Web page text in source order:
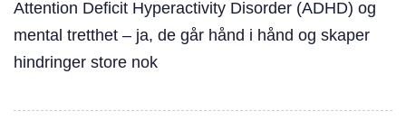
Attention Deficit Hyperactivity Disorder (ADHD) og
mental tretthet – ja, de går hånd i hånd og skaper
hindringer store nok